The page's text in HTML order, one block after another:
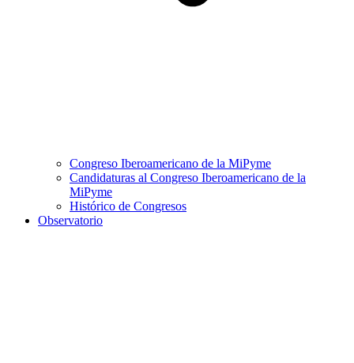
Congreso Iberoamericano de la MiPyme
Candidaturas al Congreso Iberoamericano de la
MiPyme
Histórico de Congresos
Observatorio